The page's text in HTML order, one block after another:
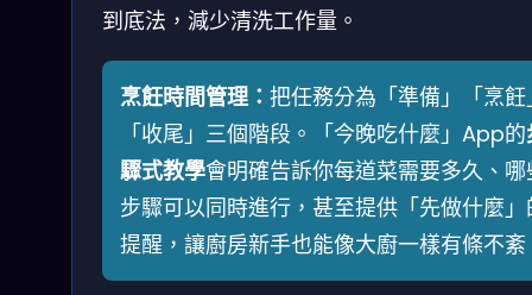
到底法，減少清洗工作量。
烹飪時間管理： 把任務分為「準備」「烹飪
「收尾」三個階段。「今晚吃什麼」App的
驟式教學會明確告訴你每道菜需要多久、哪
步驟可以同時進行，甚至提供「先做什麼」
提醒，讓廚房新手也能像大廚一樣有條不紊